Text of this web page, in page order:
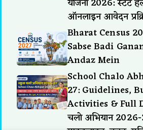
ऑनलाइन आवेदन
Bharat Census
Sabse Badi
Andaz Mein
School Chalo
27: Guidelines,
Activities & Full
चलो अभियान